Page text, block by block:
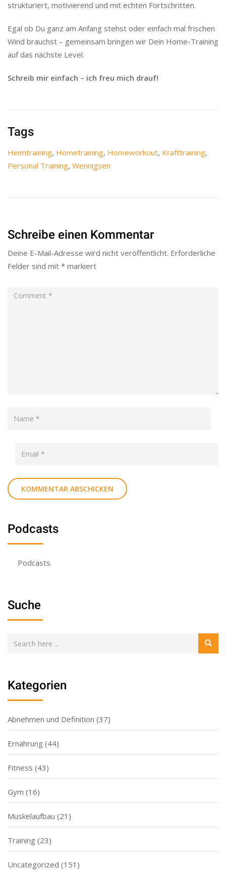
strukturiert, motivierend und mit echten Fortschritten.
Egal ob Du ganz am Anfang stehst oder einfach mal frischen
Wind brauchst – gemeinsam bringen wir Dein Home-Training
auf das nächste Level.
Schreib mir einfach – ich freu mich drauf!
Tags
Heimtraining, Hometraining, Homeworkout, Krafttraining,
Personal Training, Wennigsen
Schreibe einen Kommentar
Deine E-Mail-Adresse wird nicht veröffentlicht. Erforderliche
Felder sind mit * markiert
Podcasts
Podcasts
Suche
Kategorien
Abnehmen und Definition (37)
Ernährung (44)
Fitness (43)
Gym (16)
Muskelaufbau (21)
Training (23)
Uncategorized (151)